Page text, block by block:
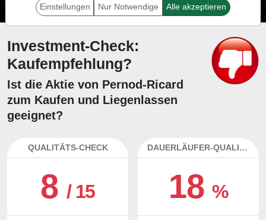
Investment-Check:
Kaufempfehlung?
Ist die Aktie von Pernod-Ricard
zum Kaufen und Liegenlassen
geeignet?
QUALITÄTS-CHECK
8/ 15
DAUERLÄUFER-QUALITÄTEN
18%
Einstellungen Nur Notwendige Alle akzeptieren